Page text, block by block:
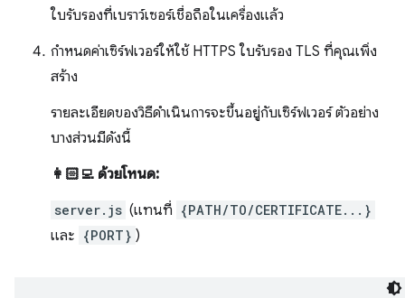
ใบรับรองที่เบราว์เซอร์เชื่อถือในเครื่องแล้ว
กำหนดค่าเซิร์ฟเวอร์ให้ใช้ HTTPS ใบรับรอง TLS ที่คุณเพิ่ง
สร้าง
รายละเอียดของวิธีดำเนินการจะขึ้นอยู่กับเซิร์ฟเวอร์ ตัวอย่าง
บางส่วนมีดังนี้
👩🏻‍💻 ด้วยโหนด:
server.js (แทนที่ {PATH/TO/CERTIFICATE...}
และ {PORT} )